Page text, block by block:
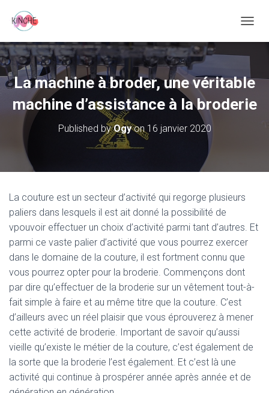
U
R
/
F
V
O
La machine à broder, une véritable
machine d’assistance à la broderie
Published byOgyon 16 janvier 2020
La couture est un secteur d’activité qui regorge plusieurs
paliers dans lesquels il est ait donné la possibilité de
vpouvoir effectuer un choix d’activité parmi tant d’autres. Et
parmi ce vaste palier d’activité que vous pourrez exercer
dans le domaine de la couture, il est fortment connu que
vous pourrez opter pour la broderie. Commençons dont
par dire qu’effectuer de la broderie sur un vêtement tout-à-
fait simple à faire et au même titre que la couture. C’est
d’ailleurs avec un réel plaisir que vous éprouverez à mener
cette activité de broderie. Important de savoir qu’aussi
vieille qu’existe le métier de la couture, c’est également de
la sorte que la broderie l’est également. Et c’est là une
activité qui continue à prospérer année après année et de